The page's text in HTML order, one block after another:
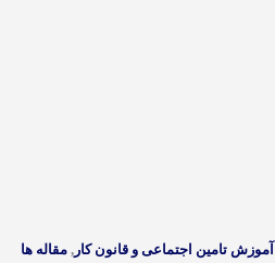
آموزش تامین اجتماعی و قانون کار,مقاله ها